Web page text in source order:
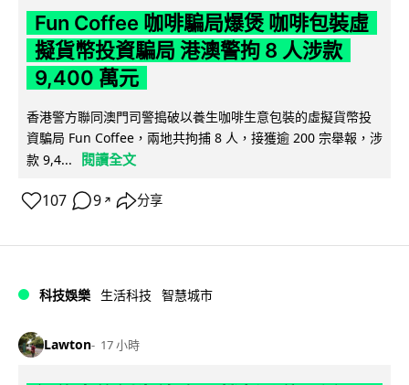
Fun Coffee 咖啡騙局爆煲 咖啡包裝虛
擬貨幣投資騙局 港澳警拘 8 人涉款
9,400 萬元
香港警方聯同澳門司警搗破以養生咖啡生意包裝的虛擬貨幣投
資騙局 Fun Coffee，兩地共拘捕 8 人，接獲逾 200 宗舉報，涉
款 9,4...
閱讀全文
107 9 ↗ 分享
科技娛樂 生活科技 智慧城市
Lawton 17 小時